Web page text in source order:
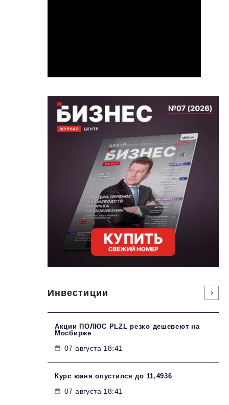
Инвестиции
Акции ПОЛЮС PLZL резко дешевеют на
Мосбирже
07 августа 18:41
Курс юаня опустился до 11,4936
07 августа 18:41